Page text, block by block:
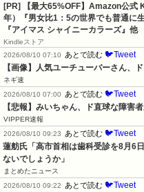
[PR]
【最大65%OFF】Amazon公
年）『男女比1：5の世界でも普通に
『アイマス シャイニーカラーズ』他
Kindleストア
2026/08/10 07:10
あとで読む 🐦Tweet
【画像】人気ユーチューバーさん、
ネギ速
2026/08/10 07:00
あとで読む 🐦Tweet
【悲報】みいちゃん、ド直球な障害
VIPPER速報
2026/08/10 09:23
あとで読む 🐦Tweet
蓮舫氏「高市首相は歯科受診を8月6
ないでしょうか」
まとめたニュース
2026/08/10 09:22
あとで読む 🐦Tweet